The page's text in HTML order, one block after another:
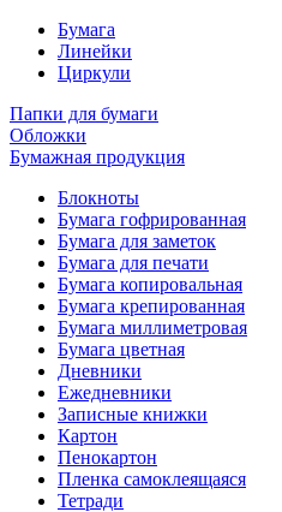
Бумага
Линейки
Циркули
Папки для бумаги
Обложки
Бумажная продукция
Блокноты
Бумага гофрированная
Бумага для заметок
Бумага для печати
Бумага копировальная
Бумага крепированная
Бумага миллиметровая
Бумага цветная
Дневники
Ежедневники
Записные книжки
Картон
Пенокартон
Пленка самоклеящаяся
Тетради